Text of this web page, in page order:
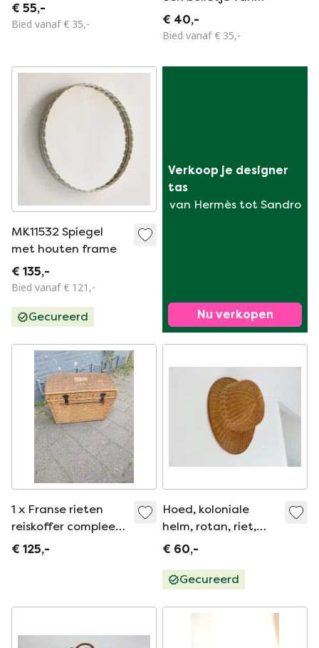
€ 55,-
Bied vanaf € 35,-
henneptouw
€ 40,-
Bied vanaf € 35,-
MK11532 Spiegel
met houten frame
€ 135,-
Bied vanaf € 121,-
Gecureerd
Verkoop je designer
tas
van Hermès tot Sandro
Nu verkopen
1 x Franse rieten
reiskoffer compleet
met afsluitstang
€ 125,-
Hoed, koloniale
helm, rotan, riet,
1960,
€ 60,-
Gecureerd